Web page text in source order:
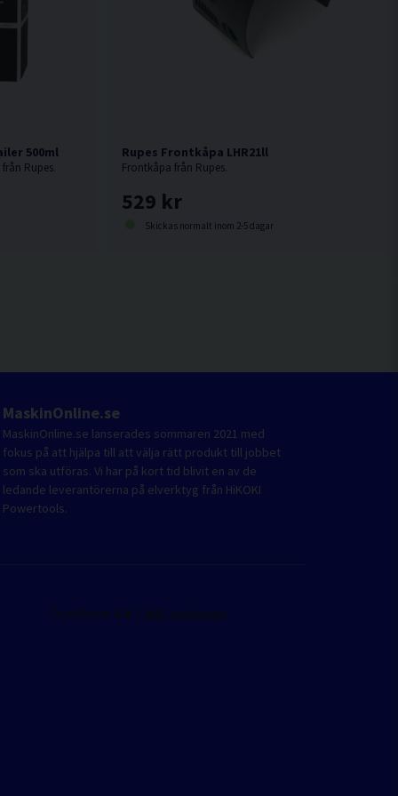
500ml
Rupes.
Rupes Frontkåpa LHR21ll
Frontkåpa från Rupes.
529 kr
Skickas normalt inom 2-5 dagar
MaskinOnline.se
MaskinOnline.se lanserades sommaren 2021 med
fokus på att hjälpa till att välja rätt produkt till jobbet
som ska utföras. Vi har på kort tid blivit en av de
ledande leverantörerna på elverktyg från HiKOKI
Powertools.